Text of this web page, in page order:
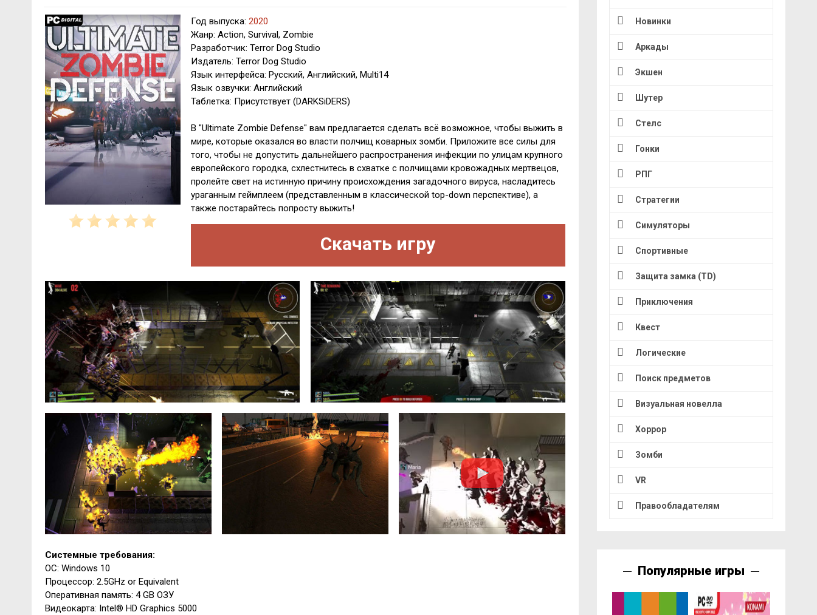
Год выпуска: 2020
Жанр: Action, Survival, Zombie
Разработчик: Terror Dog Studio
Издатель: Terror Dog Studio
Язык интерфейса: Русский, Английский, Multi14
Язык озвучки: Английский
Таблетка: Присутствует (DARKSiDERS)
В "Ultimate Zombie Defense" вам предлагается сделать всё возможное, чтобы выжить в
мире, которые оказался во власти полчищ коварных зомби. Приложите все силы для
того, чтобы не допустить дальнейшего распространения инфекции по улицам крупного
европейского городка, схлестнитесь в схватке с полчищами кровожадных мертвецов,
пролейте свет на истинную причину происхождения загадочного вируса, насладитесь
ураганным геймплеем (представленным в классической top-down перспективе), а
также постарайтесь попросту выжить!
Скачать игру
Системные требования:
ОС: Windows 10
Процессор: 2.5GHz or Equivalent
Оперативная память: 4 GB ОЗУ
Видеокарта: Intel® HD Graphics 5000
Новинки
Аркады
Экшен
Шутер
Стелс
Гонки
РПГ
Стратегии
Симуляторы
Спортивные
Защита замка (TD)
Приключения
Квест
Логические
Поиск предметов
Визуальная новелла
Хоррор
Зомби
VR
Правообладателям
Популярные игры